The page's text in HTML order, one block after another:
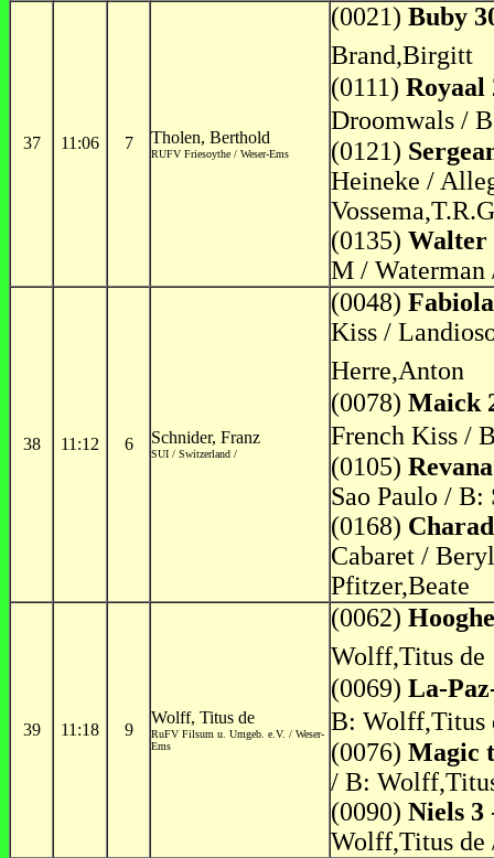
37 11:06 7 Tholen, Berthold
RUFV Friesoythe / Weser-Ems
(0021) Buby
Brand,Birgitt
(0111) Royaal
Droomwals /
(0121)
Heineke /
(0135) Walter
M /
38 11:12 6 Schnider, Franz
SUI / Switzerland /
(0048)
Kiss /
Herre,Anton
(0078) Maick
French Kiss /
(0105)
Sao Paulo /
(0168)
Cabaret /
Pfitzer,Beate
39 11:18 9
Wolff, Titus de
RuFV Filsum u. Umgeb. e.V. / Weser-
Ems
(0062)
Wolff,Titus de
(0069) La-
B: Wolff,Titus
(0076) Magic
/ B:
(0090) Niels 3
Wolff,Titus